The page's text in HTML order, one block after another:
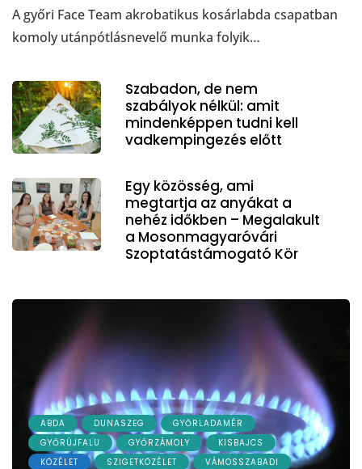
A győri Face Team akrobatikus kosárlabda csapatban
komoly utánpótlásnevelő munka folyik…
Szabadon, de nem
szabályok nélkül: amit
mindenképpen tudni kell
vadkempingezés előtt
Egy közösség, ami
megtartja az anyákat a
nehéz időkben – Megalakult
a Mosonmagyaróvári
Szoptatástámogató Kör
ABDA DUNASZEG
GYŐRLADAMÉR
GYŐRÚJFALU
GYŐRZÁMOLY
KISBAJCS
KÖZÉLET
SZIGETKÖZÉLET VÁMOSSZABADI